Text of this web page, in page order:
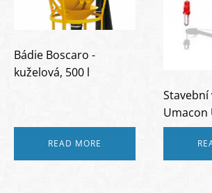
Bádie Boscaro -
kuželová, 500 l
READ MORE
Umacon